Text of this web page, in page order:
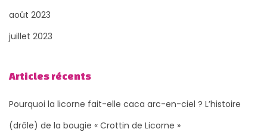
août 2023
juillet 2023
Articles récents
Pourquoi la licorne fait-elle caca arc-en-ciel ? L’histoire
(drôle) de la bougie « Crottin de Licorne »